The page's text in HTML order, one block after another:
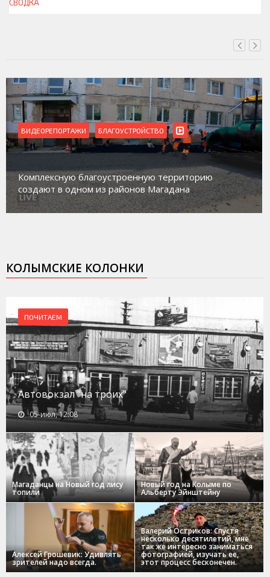
СЕГОДНЯ, 13:00
СВОДКА
ВИДЕОРЕПОРТАЖИ
Магадан присоединился к пилотному проекту по
работе с несовершеннолетними из групп
социального риска «Переправа»
КОЛЫМСКИЕ КОЛОНКИ
ПОЧИТАЕМ
Автовокзал "на троих"
05-июл, 12:08
Магаданцы на Новый год лису
топили
Новый год на Колыме по
Альберту Эйнштейну
Алексей Грошевик: Удивлять
зрителей надо всегда.
Валерий Остриков: Спустя
несколько десятилетий, мне
так же интересно заниматься
фотографией, изучать ее,
этот процесс бесконечен.